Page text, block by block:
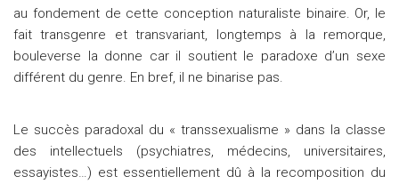
au fondement de cette conception naturaliste binaire. Or, le
fait transgenre et transvariant, longtemps à la remorque,
bouleverse la donne car il soutient le paradoxe d’un sexe
différent du genre. En bref, il ne binarise pas.
Le succès paradoxal du « transsexualisme » dans la classe
des intellectuels (psychiatres, médecins, universitaires,
essayistes…) est essentiellement dû à la recomposition du